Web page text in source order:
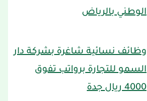
الوطني بالرياض
وظائف نسائية شاغرة بشركة دار
السمو للتجارة برواتب تفوق
4000 ريال جدة